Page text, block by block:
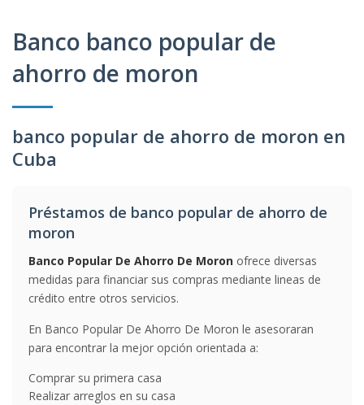
Banco banco popular de
ahorro de moron
banco popular de ahorro de moron en
Cuba
Préstamos de banco popular de ahorro de
moron
Banco Popular De Ahorro De Moron ofrece diversas
medidas para financiar sus compras mediante lineas de
crédito entre otros servicios.
En Banco Popular De Ahorro De Moron le asesoraran
para encontrar la mejor opción orientada a:
Comprar su primera casa
Realizar arreglos en su casa